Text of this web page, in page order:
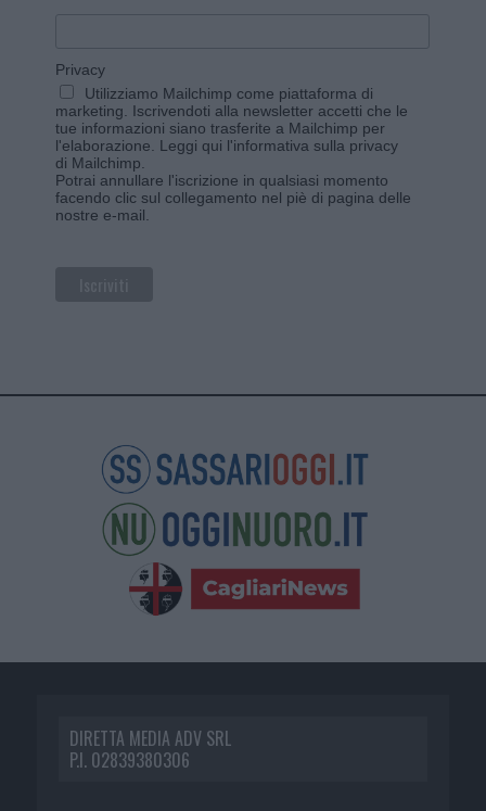
Privacy
Utilizziamo Mailchimp come piattaforma di
marketing. Iscrivendoti alla newsletter accetti che le
tue informazioni siano trasferite a Mailchimp per
l'elaborazione. Leggi qui l'informativa sulla privacy
di Mailchimp
Potrai annullare l'iscrizione in qualsiasi momento
facendo clic sul collegamento nel piè di pagina delle
nostre e-mail.
DIRETTA MEDIA ADV SRL
P.I. 02839380306